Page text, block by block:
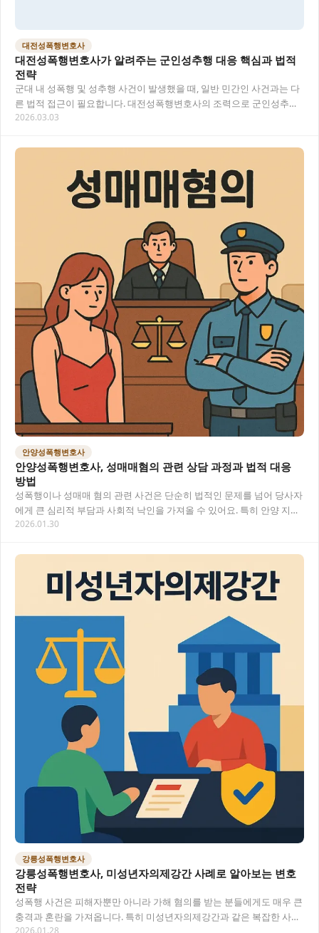
대전성폭행변호사
대전성폭행변호사가 알려주는 군인성추행 대응 핵심과 법적
전략
군대 내 성폭행 및 성추행 사건이 발생했을 때, 일반 민간인 사건과는 다
른 법적 접근이 필요합니다. 대전성폭행변호사의 조력으로 군인성추행
사건에 효과적으로 대응하는 방법과 법적 대…
2026.03.03
안양성폭행변호사
안양성폭행변호사, 성매매혐의 관련 상담 과정과 법적 대응
방법
성폭행이나 성매매 혐의 관련 사건은 단순히 법적인 문제를 넘어 당사자
에게 큰 심리적 부담과 사회적 낙인을 가져올 수 있어요. 특히 안양 지역
에서 이러한 성범죄 관련 혐의를 받게 된…
2026.01.30
강릉성폭행변호사
강릉성폭행변호사, 미성년자의제강간 사례로 알아보는 변호
전략
성폭행 사건은 피해자뿐만 아니라 가해 혐의를 받는 분들에게도 매우 큰
충격과 혼란을 가져옵니다. 특히 미성년자의제강간과 같은 복잡한 사안
2026.01.28